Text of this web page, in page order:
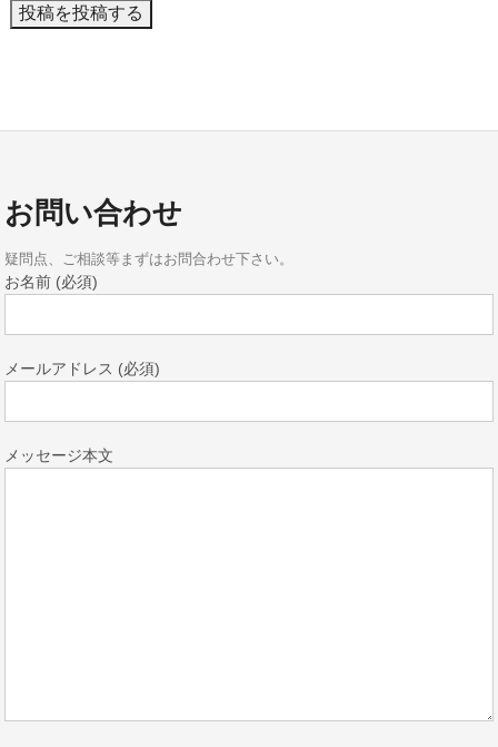
お問い合わせ
疑問点、ご相談等まずはお問合わせ下さい。
お名前 (必須)
メールアドレス (必須)
メッセージ本文